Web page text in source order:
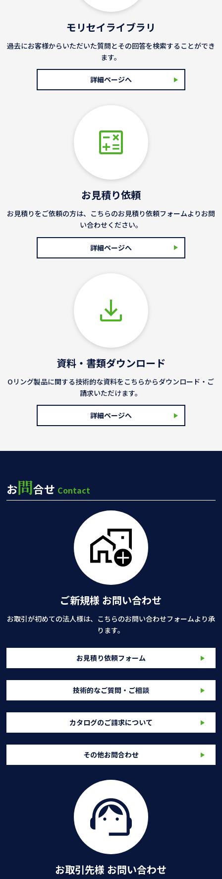
モリセイライブラリ
過去にお客様からいただいた質問とその回答を検索することができ
ます。
詳細ページへ
お見積り依頼
お見積りをご依頼の方は、こちらのお見積り依頼フォームよりお問
い合わせください。
詳細ページへ
資料・書類ダウンロード
Oリング製品に関する技術的な資料をこちらからダウンロード・ご
請求いただけます。
詳細ページへ
お問合せ Contact
ご新規様 お問い合わせ
お取引が初めての法人様は、こちらのお問い合わせフォームより承
ります。
お見積り依頼フォーム
技術的なご質問・ご相談
カタログのご請求について
その他お問合わせ
お取引先様 お問い合わせ